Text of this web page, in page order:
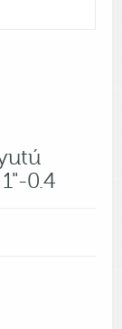
0.4